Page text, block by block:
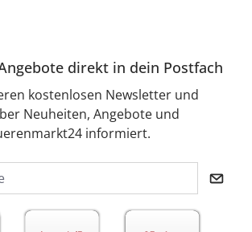
direkt in dein Postfach
kostenlosen Newsletter und
Neuheiten, Angebote und
informiert.